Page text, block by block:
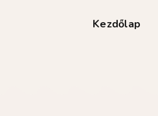
Kezdőlap